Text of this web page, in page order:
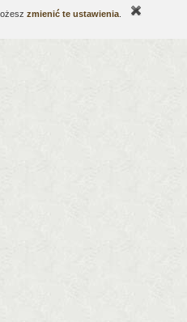
zmienić te ustawienia